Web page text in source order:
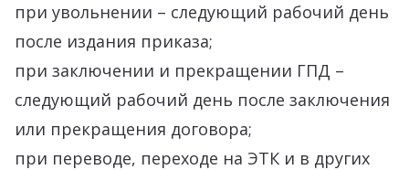
при увольнении – следующий рабочий день
после издания приказа;
при заключении и прекращении ГПД –
следующий рабочий день после заключения
или прекращения договора;
при переводе, переходе на ЭТК и в других